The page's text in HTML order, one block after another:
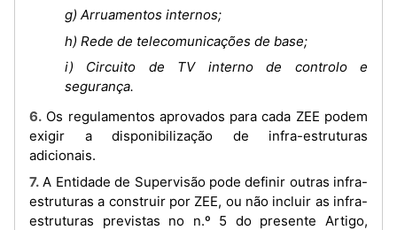
g) Arruamentos internos;
h) Rede de telecomunicações de base;
i) Circuito de TV interno de controlo e
segurança.
6. Os regulamentos aprovados para cada ZEE podem
exigir a disponibilização de infra-estruturas
adicionais.
7. A Entidade de Supervisão pode definir outras infra-
estruturas a construir por ZEE, ou não incluir as infra-
estruturas previstas no n.º 5 do presente Artigo,